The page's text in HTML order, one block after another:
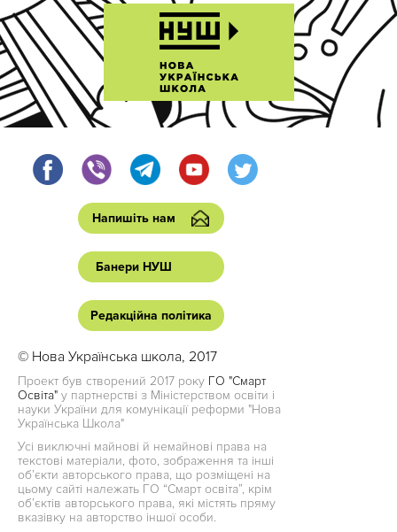
Напишіть нам
Банери НУШ
Редакційна політика
© Нова Українська школа, 2017
Проект був створений 2017 року ГО "Смарт
Освіта" у партнерстві з Міністерством освіти і
науки України для комунікації реформи "Нова
Українська Школа"
Усі виключні майнові й немайнові права на
текстові матеріали, фото, зображення та інші
об’єкти авторського права, що розміщені на
цьому сайті належать ГО “Смарт освіта”, крім
об’єктів авторського права, які містять пряму
вказівку на авторство іншої особи.